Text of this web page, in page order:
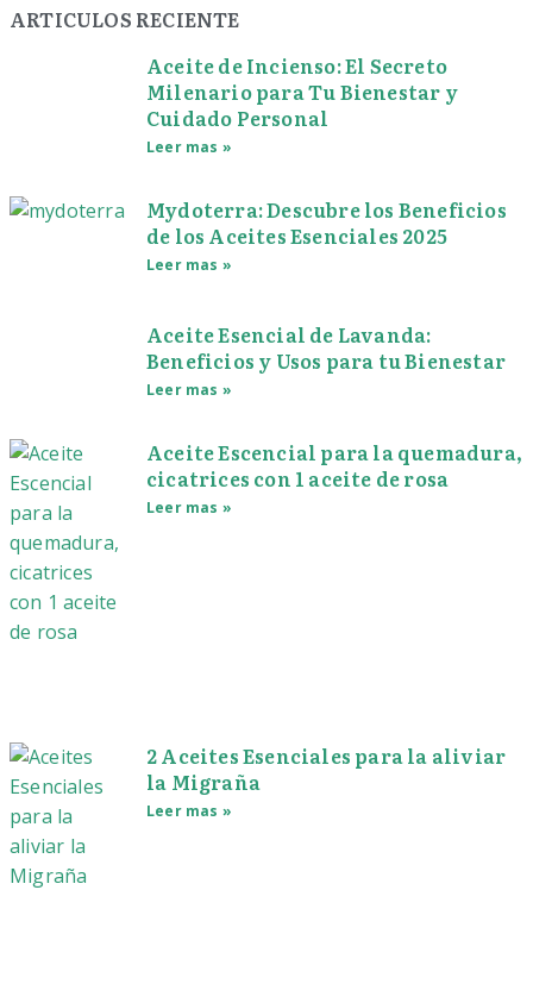
ARTICULOS RECIENTE
Aceite de Incienso: El Secreto
Milenario para Tu Bienestar y
Cuidado Personal
Leer mas »
Mydoterra: Descubre los Beneficios
de los Aceites Esenciales 2025
Leer mas »
Aceite Esencial de Lavanda:
Beneficios y Usos para tu Bienestar
Leer mas »
Aceite Escencial para la quemadura,
cicatrices con 1 aceite de rosa
Leer mas »
2 Aceites Esenciales para la aliviar
la Migraña
Leer mas »